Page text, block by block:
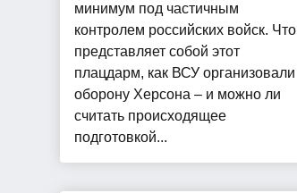
минимум под частичным
контролем российских войск. Что
представляет собой этот
плацдарм, как ВСУ организовали
оборону Херсона – и можно ли
считать происходящее
подготовкой...